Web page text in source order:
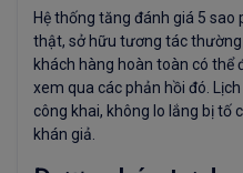
Hệ thống tăng đánh giá 5
thật, sở hữu tương tác
khách hàng hoàn toàn có thể
xem qua các phản hồi đó.
công khai, không lo lắng bị tố
khán giả.